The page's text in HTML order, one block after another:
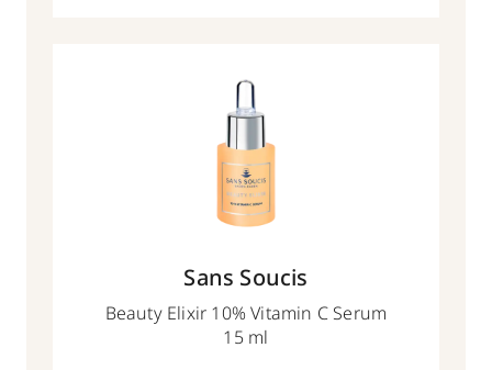
Sans Soucis
Beauty Elixir 10% Vitamin C Serum
15 ml